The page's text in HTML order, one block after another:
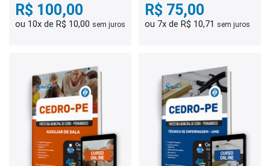
R$ 100,00
ou 10x de R$ 10,00 sem juros
R$ 75,00
ou 7x de R$ 10,71 sem juros